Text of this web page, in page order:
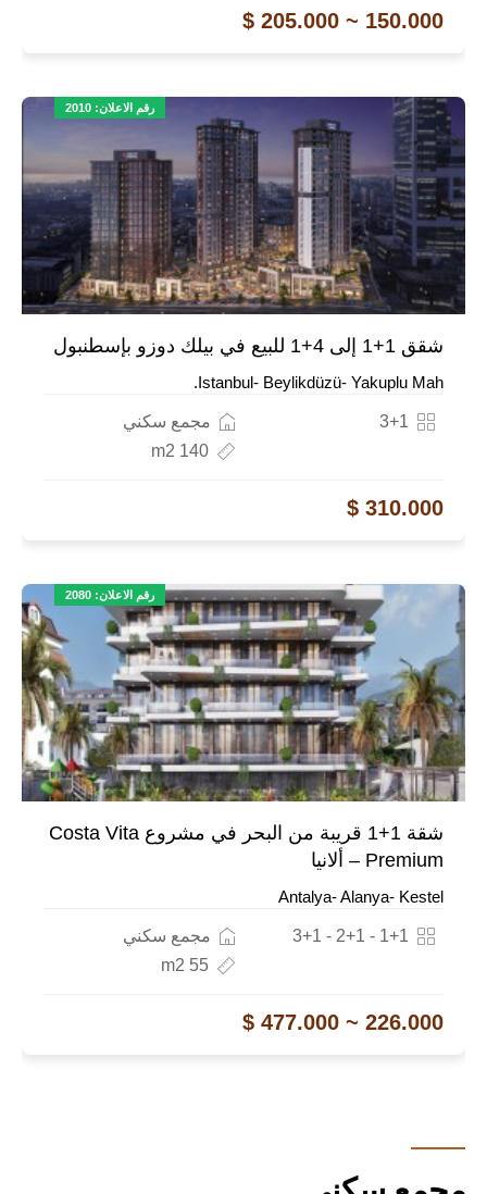
150.000 ~ 205.000 $
رقم الاعلان: 2010
شقق 1+1 إلى 4+1 للبيع في بيلك دوزو بإسطنبول
Istanbul- Beylikdüzü- Yakuplu Mah.
مجمع سكني
3+1
140 m2
310.000 $
رقم الاعلان: 2080
شقة 1+1 قريبة من البحر في مشروع Costa Vita
Premium – ألانيا
Antalya- Alanya- Kestel
مجمع سكني
1+1 - 2+1 - 3+1
55 m2
226.000 ~ 477.000 $